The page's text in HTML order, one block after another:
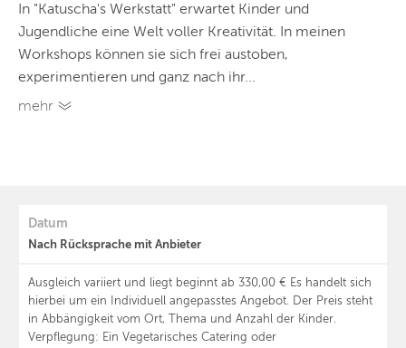
In "Katuscha's Werkstatt" erwartet Kinder und
Jugendliche eine Welt voller Kreativität. In meinen
Workshops können sie sich frei austoben,
experimentieren und ganz nach ihr...
mehr
Datum
Nach Rücksprache mit Anbieter
Ausgleich variiert und liegt beginnt ab 330,00 € Es handelt sich
hierbei um ein Individuell angepasstes Angebot. Der Preis steht
in Abbängigkeit vom Ort, Thema und Anzahl der Kinder.
Verpflegung: Ein Vegetarisches Catering oder